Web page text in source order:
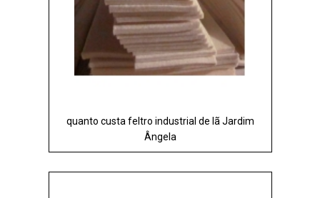
quanto custa feltro industrial de lã Jardim
Ângela